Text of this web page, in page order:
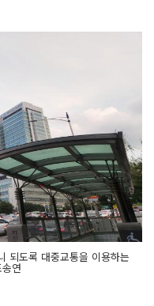
되도록 대중교통을 이용하는
연